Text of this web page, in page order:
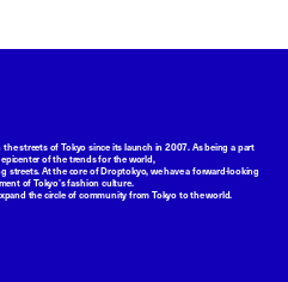
streets of Tokyo since its launch in 2007. As being a part
of the trends for the world,
At the core of Droptokyo, we have a forward-looking
of Tokyo’s fashion culture.
the circle of community from Tokyo to the world.